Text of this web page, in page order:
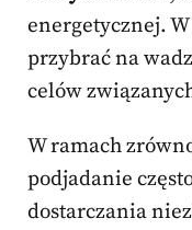
energetycznej.
przybrać na
celów
W ramach
podjadanie
dostarczania